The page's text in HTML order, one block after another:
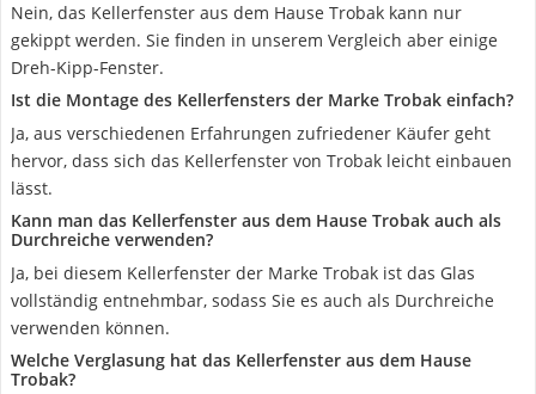
Nein, das Kellerfenster aus dem Hause Trobak kann nur
gekippt werden. Sie finden in unserem Vergleich aber einige
Dreh-Kipp-Fenster.
Ist die Montage des Kellerfensters der Marke Trobak einfach?
Ja, aus verschiedenen Erfahrungen zufriedener Käufer geht
hervor, dass sich das Kellerfenster von Trobak leicht einbauen
lässt.
Kann man das Kellerfenster aus dem Hause Trobak auch als
Durchreiche verwenden?
Ja, bei diesem Kellerfenster der Marke Trobak ist das Glas
vollständig entnehmbar, sodass Sie es auch als Durchreiche
verwenden können.
Welche Verglasung hat das Kellerfenster aus dem Hause
Trobak?